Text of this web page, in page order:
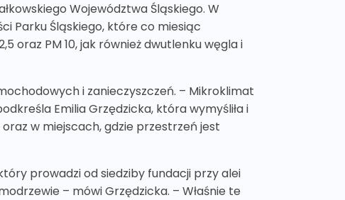
Województwa Śląskiego. W
Parku Śląskiego, które co miesiąc
oraz PM 10, jak również dwutlenku węgla i
i zanieczyszczeń. – Mikroklimat
Emilia Grzędzicka, która wymyśliła i
w miejscach, gdzie przestrzeń jest
prowadzi od siedziby fundacji przy alei
– mówi Grzędzicka. – Właśnie te